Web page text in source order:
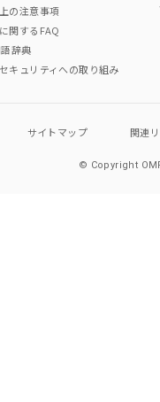
の注意事項
関するFAQ
辞典
キュリティへの取り組み
サイトマップ 関連
© Copyright